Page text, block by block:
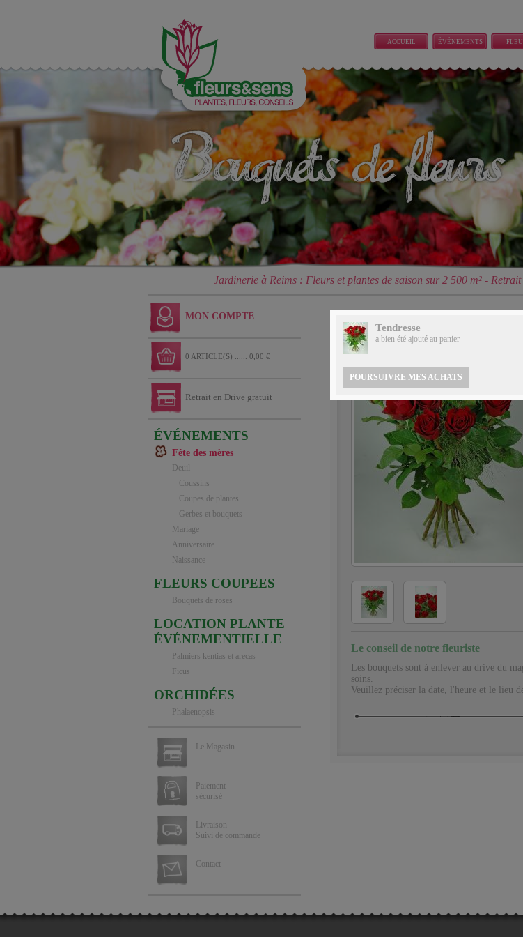
ACCUEIL ÉVÉNEMENTS
Jardinerie à Reims : Fleurs et plantes de saison sur 2 500 m² -
MON COMPTE
0 ARTICLE(S) ...... 0,00 €
Retrait en Drive gratuit
ÉVÉNEMENTS
Fête des mères
Deuil
Coussins
Coupes de plantes
Gerbes et bouquets
Mariage
Anniversaire
Naissance
FLEURS COUPEES
Bouquets de roses
LOCATION PLANTE
ÉVÉNEMENTIELLE
Palmiers kentias et arecas
Ficus
ORCHIDÉES
Phalaenopsis
Le Magasin
Paiement
sécurisé
Livraison
Suivi de commande
Contact
Tendresse
a bien été ajouté au panier
POURSUIVRE MES ACHATS
Le conseil de notre fleuriste
Les bouquets sont à enlever au drive du
soins.
Veuillez préciser la date, l'heure et le lieu